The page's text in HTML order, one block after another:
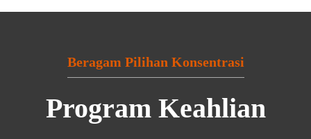
Beragam Pilihan Konsentrasi
Program Keahlian